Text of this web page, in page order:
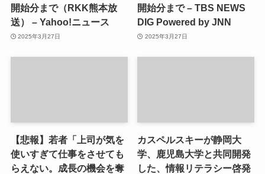
開始分まで（RKK熊本放
送） – Yahoo!ニュース
2025年3月27日
開始分まで – TBS NEWS
DIG Powered by JNN
2025年3月27日
【悲報】若者「上司が気を
使いすぎて仕事をさせても
らえない。成長の機会を奪
カスペルスキーが静岡大
学、鹿児島大学と共同開発
した、情報リテラシー啓発